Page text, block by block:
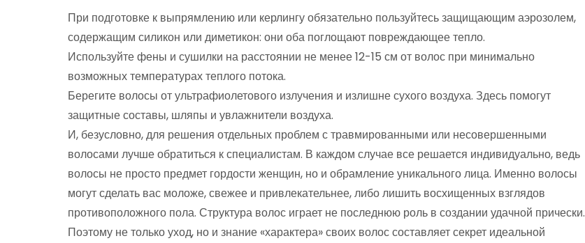
При подготовке к выпрямлению или керлингу обязательно пользуйтесь защищающим аэрозолем,
содержащим силикон или диметикон: они оба поглощают повреждающее тепло.
Используйте фены и сушилки на расстоянии не менее 12-15 см от волос при минимально
возможных температурах теплого потока.
Берегите волосы от ультрафиолетового излучения и излишне сухого воздуха. Здесь помогут
защитные составы, шляпы и увлажнители воздуха.
И, безусловно, для решения отдельных проблем с травмированными или несовершенными
волосами лучше обратиться к специалистам. В каждом случае все решается индивидуально, ведь
волосы не просто предмет гордости женщин, но и обрамление уникального лица. Именно волосы
могут сделать вас моложе, свежее и привлекательнее, либо лишить восхищенных взглядов
противоположного пола. Структура волос играет не последнюю роль в создании удачной прически.
Поэтому не только уход, но и знание «характера» своих волос составляет секрет идеальной